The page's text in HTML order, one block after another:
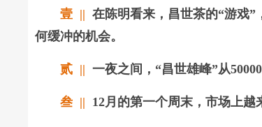
壹 || 在陈明看来，昌世茶的“游戏
何缓冲的机会。
贰 ||一夜之间，“昌世雄峰”从
叁 || 12月的第一个周末，市场上越